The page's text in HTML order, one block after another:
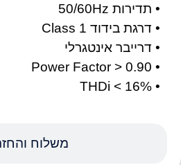
משלוח
• תדירות 50/60Hz
• דרגת בידוד Class 1
• דרייבר אינטגרלי
• Power Factor > 0.90
• THDi < 16%